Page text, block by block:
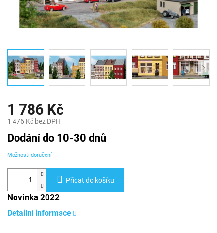
1 786 Kč
1 476 Kč bez DPH
Měrná
cena:
Dodání do 10-30 dnů
Možnosti doručení
Přidat do košíku
Novinka 2022
Detailní informace